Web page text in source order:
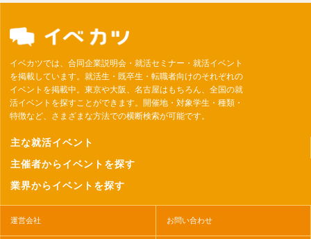
イベカツでは、合同企業説明会・就活セミナー・就活イベント
を掲載しています。就活生・既卒生・転職者向けのそれぞれの
イベントを掲載中。東京や大阪、名古屋はもちろん、全国の就
活イベントを探すことができます。開催地・対象学生・種類・
特徴など、さまざまな方法での横断検索が可能です。
主な就活イベント
主催者からイベントを探す
業界からイベントを探す
運営会社 お問い合わせ